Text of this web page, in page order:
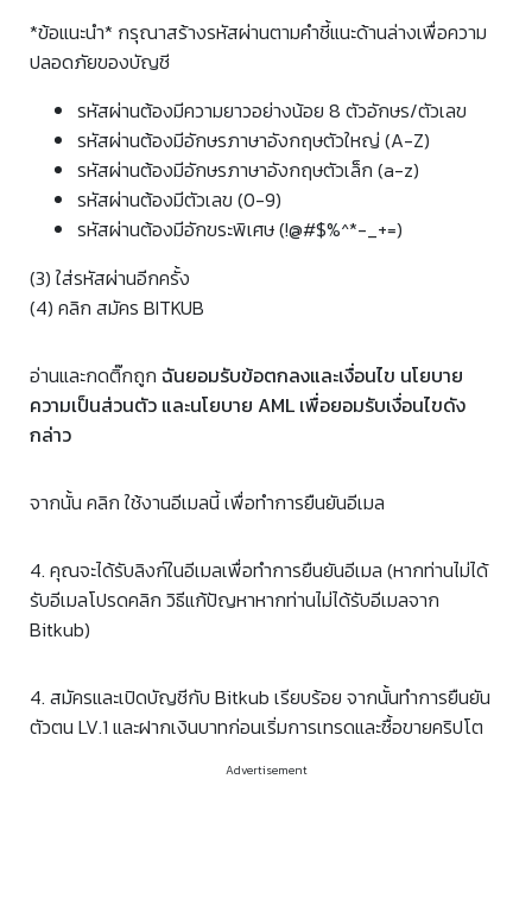
*ข้อแนะนำ* กรุณาสร้างรหัสผ่านตามคำชี้แนะด้านล่างเพื่อความ
ปลอดภัยของบัญชี
รหัสผ่านต้องมีความยาวอย่างน้อย 8 ตัวอักษร/ตัวเลข
รหัสผ่านต้องมีอักษรภาษาอังกฤษตัวใหญ่ (A-Z)
รหัสผ่านต้องมีอักษรภาษาอังกฤษตัวเล็ก (a-z)
รหัสผ่านต้องมีตัวเลข (0-9)
รหัสผ่านต้องมีอักขระพิเศษ (!@#$%^*-_+=)
(3) ใส่รหัสผ่านอีกครั้ง
(4) คลิก สมัคร BITKUB
อ่านและกดติ๊กถูก ฉันยอมรับข้อตกลงและเงื่อนไข นโยบาย
ความเป็นส่วนตัว และนโยบาย AML เพื่อยอมรับเงื่อนไขดัง
กล่าว
จากนั้น คลิก ใช้งานอีเมลนี้ เพื่อทำการยืนยันอีเมล
4. คุณจะได้รับลิงก์ในอีเมลเพื่อทำการยืนยันอีเมล (หากท่านไม่ได้
รับอีเมลโปรดคลิก วิธีแก้ปัญหาหากท่านไม่ได้รับอีเมลจาก
Bitkub)
4. สมัครและเปิดบัญชีกับ Bitkub เรียบร้อย จากนั้นทำการยืนยัน
ตัวตน LV.1 และฝากเงินบาทก่อนเริ่มการเทรดและซื้อขายคริปโต
Advertisement